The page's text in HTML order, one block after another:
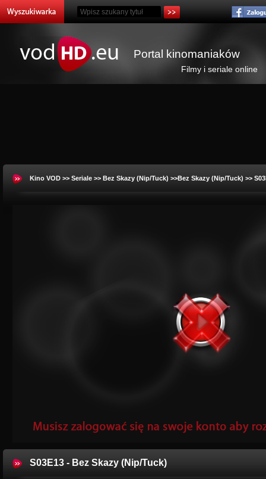
Portal kinomaniaków
Filmy i seriale online
Kino VOD >> Seriale >> Bez Skazy (Nip/Tuck) >>Bez Skazy (Nip/Tuck) >>
S03E13 - Bez Skazy (Nip/Tuck)